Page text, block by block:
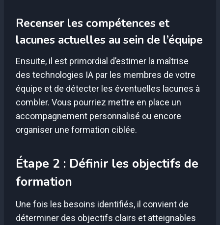
Recenser les compétences et
lacunes actuelles au sein de l’équipe
Ensuite, il est primordial d’estimer la maîtrise
des technologies IA par les membres de votre
équipe et de détecter les éventuelles lacunes à
combler. Vous pourriez mettre en place un
accompagnement personnalisé ou encore
organiser une formation ciblée.
Étape 2 : Définir les objectifs de
formation
Une fois les besoins identifiés, il convient de
déterminer des objectifs clairs et atteignables